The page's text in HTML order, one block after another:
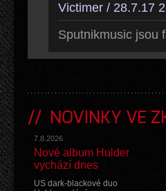
Victimer / 28.7.17
Sputnikmusic jsou
NOVINKY VE
7.8.2026
Nové album Hulder
vychází dnes
US dark-blackové duo